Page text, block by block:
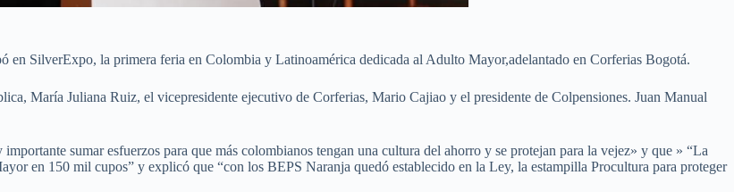
SilverExpo, la primera feria en Colombia y Latinoamérica dedicada al Adulto Mayor,adelantado en Corferias Bogotá.
María Juliana Ruiz, el vicepresidente ejecutivo de Corferias, Mario Cajiao y el presidente de Colpensiones. Juan Manual
sumar esfuerzos para que más colombianos tengan una cultura del ahorro y se protejan para la vejez» y que » “La
en 150 mil cupos” y explicó que “con los BEPS Naranja quedó establecido en la Ley, la estampilla Procultura para proteger